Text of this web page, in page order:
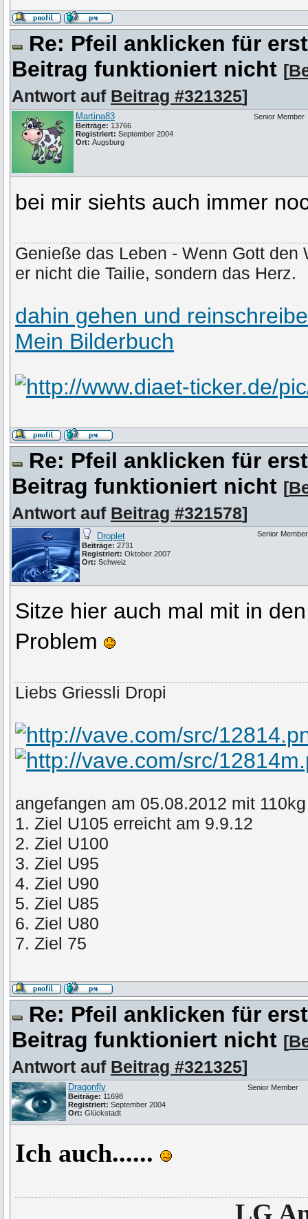
Re: Pfeil anklicken für
Beitrag funktioniert nicht [
Antwort auf Beitrag #321325]
Martina83
Beiträge: 13766
Registriert: September 2004
Ort: Augsburg
Senior Member
bei mir siehts auch immer
Genieße das Leben - Wenn Gott
er nicht die Tailie, sondern das Herz.
dahin gehen und
Mein Bilderbuch
Re: Pfeil anklicken für
Beitrag funktioniert nicht [
Antwort auf Beitrag #321578]
Droplet
Beiträge: 2731
Registriert: Oktober 2007
Ort: Schweiz
Senior Member
Sitze hier auch mal mit in
Problem
Liebs Griessli Dropi
angefangen am 05.08.2012 mit 110kg
1. Ziel U105 erreicht am 9.9.12
2. Ziel U100
3. Ziel U95
4. Ziel U90
5. Ziel U85
6. Ziel U80
7. Ziel 75
Re: Pfeil anklicken für
Beitrag funktioniert nicht [
Antwort auf Beitrag #321325]
Dragonfly
Beiträge: 11698
Registriert: September 2004
Ort: Glückstadt
Senior Member
Ich auch......
LG